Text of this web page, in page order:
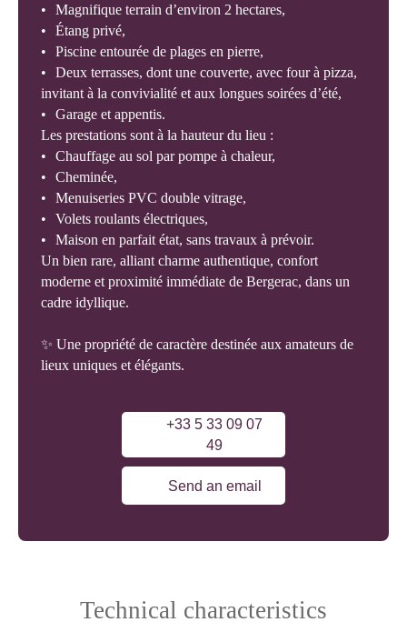
Magnifique terrain d’environ 2 hectares,
Étang privé,
Piscine entourée de plages en pierre,
Deux terrasses, dont une couverte, avec four à pizza,
invitant à la convivialité et aux longues soirées d’été,
Garage et appentis.
Les prestations sont à la hauteur du lieu :
Chauffage au sol par pompe à chaleur,
Cheminée,
Menuiseries PVC double vitrage,
Volets roulants électriques,
Maison en parfait état, sans travaux à prévoir.
Un bien rare, alliant charme authentique, confort
moderne et proximité immédiate de Bergerac, dans un
cadre idyllique.
✨ Une propriété de caractère destinée aux amateurs de
lieux uniques et élégants.
+33 5 33 09 07
49
Send an email
Technical characteristics